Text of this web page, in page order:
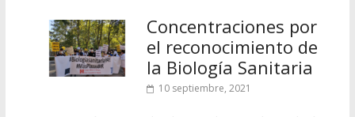
Concentraciones por
el reconocimiento de
la Biología Sanitaria
10 septiembre, 2021